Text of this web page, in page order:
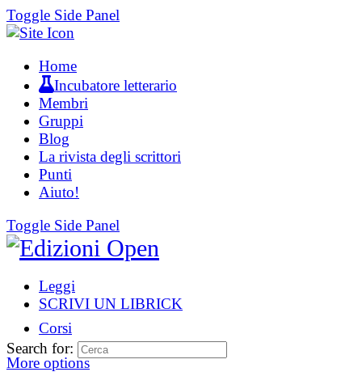
Toggle Side Panel
Home
Incubatore letterario
Membri
Gruppi
Blog
La rivista degli scrittori
Punti
Aiuto!
Toggle Side Panel
Leggi
SCRIVI UN LIBRICK
Corsi
More options
Search for: